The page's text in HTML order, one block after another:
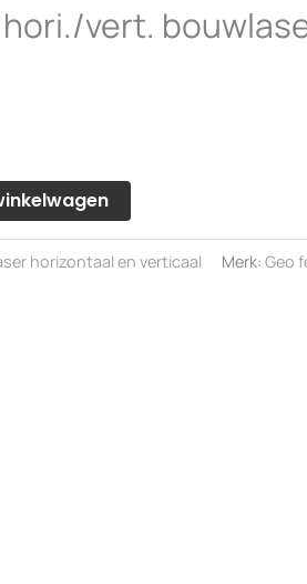
hori./vert.
horizontaal en verticaal Merk: Geo